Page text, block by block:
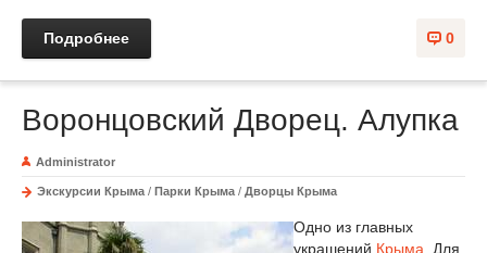
0
Подробнее
Воронцовский Дворец. Алупка
Administrator
Экскурсии Крыма / Парки Крыма / Дворцы Крыма
Одно из главных
украшений Крыма . Для